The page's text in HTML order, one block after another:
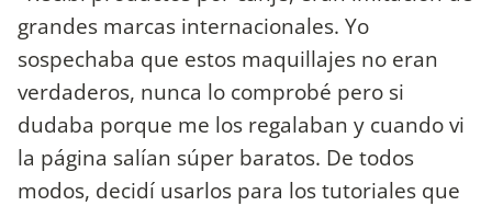
grandes marcas internacionales. Yo
sospechaba que estos maquillajes no eran
verdaderos, nunca lo comprobé pero si
dudaba porque me los regalaban y cuando vi
la página salían súper baratos. De todos
modos, decidí usarlos para los tutoriales que